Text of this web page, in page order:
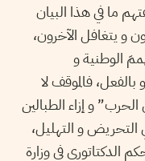
لم يفتهم ما في هذا البيان
و يتغافل الآخرون،
الوطنية و
لاتخاذ موقف صارم(2). و بالفعل، فالموقف لا
و إزاء الطبالين
و التهليل،
الدكتاتوري في وزارة